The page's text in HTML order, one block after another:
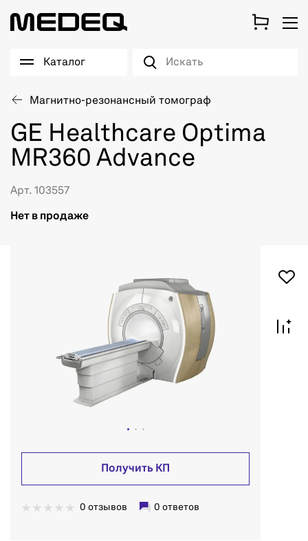
Каталог
Магнитно-резонансный томограф
GE Healthcare Optima
MR360 Advance
Арт. 103557
Нет в продаже
Получить КП
0 отзывов 0 ответов